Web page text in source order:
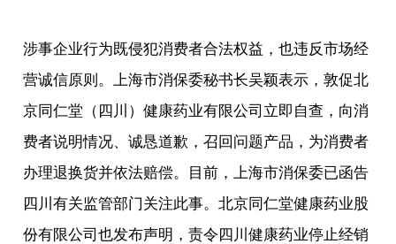
涉事企业行为既侵犯消费者合法权益，也违反市场经
营诚信原则。上海市消保委秘书长吴颖表示，敦促北
京同仁堂（四川）健康药业有限公司立即自查，向消
费者说明情况、诚恳道歉，召回问题产品，为消费者
办理退换货并依法赔偿。目前，上海市消保委已函告
四川有关监管部门关注此事。北京同仁堂健康药业股
份有限公司也发布声明，责令四川健康药业停止经销